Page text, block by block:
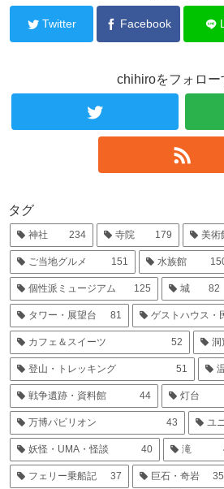
Twitter Facebook
chihiroをフォロー
タグ
神社 234 寺院 179 美術
ご当地グルメ 151 水族館
個性派ミュージアム 125 城 82
タワー・展望台 81 ゲストハウス・
カフェ＆スイーツ 52 洞
登山・トレッキング 51
戦争遺跡・資料館 44 灯台
万博パビリオン 43 ユ
妖怪・UMA・怪談 40 滝
フェリー乗船記 37 巨石・奇岩 35